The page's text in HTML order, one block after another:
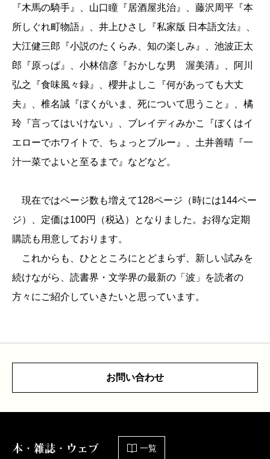
『木馬の騎手』、山口瞳『居酒屋兆治』、藤沢周平『本
所しぐれ町物語』、井上ひさし『私家版 日本語文法』、
大江健三郎『小説のたくらみ、知の楽しみ』、池波正太
郎『原っぱ』、小林信彦『おかしな男 渥美清』、阿川
弘之『食味風々録』、櫻井よしこ『何があっても大丈
夫』、椎名誠『ぼくがいま、死について思うこと』、橘
玲『言ってはいけない』、ブレイディみかこ『ぼくはイ
エローでホワイトで、ちょっとブルー』、土井善晴『一
汁一菜でよいと至るまで』などなど。
現在ではページ数も増えて128ページ（時には144ペー
ジ）、定価は100円（税込）となりました。お得な定期
購読も用意しております。
これからも、ひとところにとどまらず、新しい試みを
続けながら、読書界・文学界の最新の「波」を読者の
方々にご紹介していきたいと思っています。
お問い合わせ
本・雑誌・ウェブ 一覧